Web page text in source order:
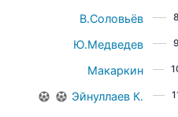
В.Соловьёв
8
Ю.Медведев
9
Макаркин
Эйнуллаев К.